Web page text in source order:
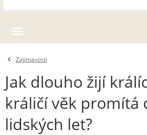
Zajímavosti
Jak dlouho žijí
králičí věk promítá
lidských let?